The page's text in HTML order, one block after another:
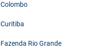
Colombo
Curitiba
Fazenda Rio Grande